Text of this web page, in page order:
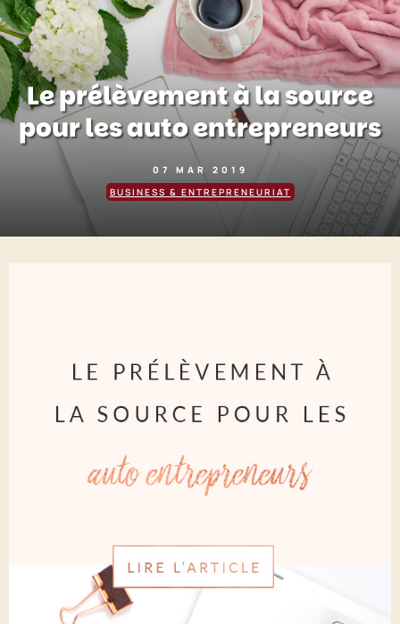
Le prélèvement à la source
pour les auto entrepreneurs
07 MAR 2019
BUSINESS & ENTREPRENEURIAT